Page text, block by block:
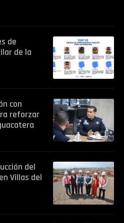
de
de la
con
reforzar
del
Villas del